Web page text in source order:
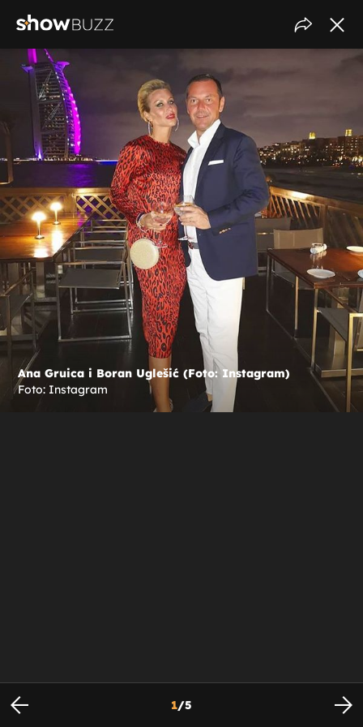
Ana Gruica i Boran Uglešić (Foto: Instagram)
Foto: Instagram
1/5